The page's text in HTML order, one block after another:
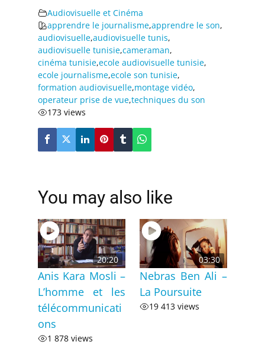
Audiovisuelle et Cinéma
apprendre le journalisme,apprendre le son,
audiovisuelle,audiovisuelle tunis,
audiovisuelle tunisie,cameraman,
cinéma tunisie,ecole audiovisuelle tunisie,
ecole journalisme,ecole son tunisie,
formation audiovisuelle,montage vidéo,
operateur prise de vue,techniques du son
173 views
You may also like
20:20
Anis Kara Mosli –
L’homme et les
télécommunicati
ons
1 878 views
03:30
Nebras Ben Ali –
La Poursuite
19 413 views